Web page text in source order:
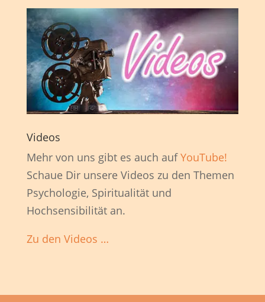
Videos
Mehr von uns gibt es auch aufYouTube!
Schaue Dir unsere Videos zu den Themen
Psychologie, Spiritualität und
Hochsensibilität an.
Zu den Videos …